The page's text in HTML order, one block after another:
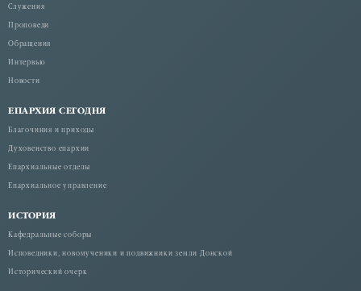
Служения
Проповеди
Обращения
Интервью
Новости
ЕПАРХИЯ СЕГОДНЯ
Благочиния и приходы
Духовенство епархии
Епархиальные отделы
Епархиальное управление
ИСТОРИЯ
Кафедральные соборы
Исповедники, новомученики и подвижники земли Донской
Исторический очерк